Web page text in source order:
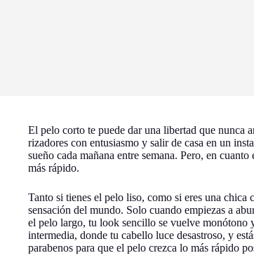
El pelo corto te puede dar una libertad que nunca
rizadores con entusiasmo y salir de casa en un
sueño cada mañana entre semana. Pero, en
más rápido.
Tanto si tienes el pelo liso, como si eres una
sensación del mundo. Solo cuando empiezas a
el pelo largo, tu look sencillo se vuelve monótono
intermedia, donde tu cabello luce desastroso, y
parabenos para que el pelo crezca lo más rápido